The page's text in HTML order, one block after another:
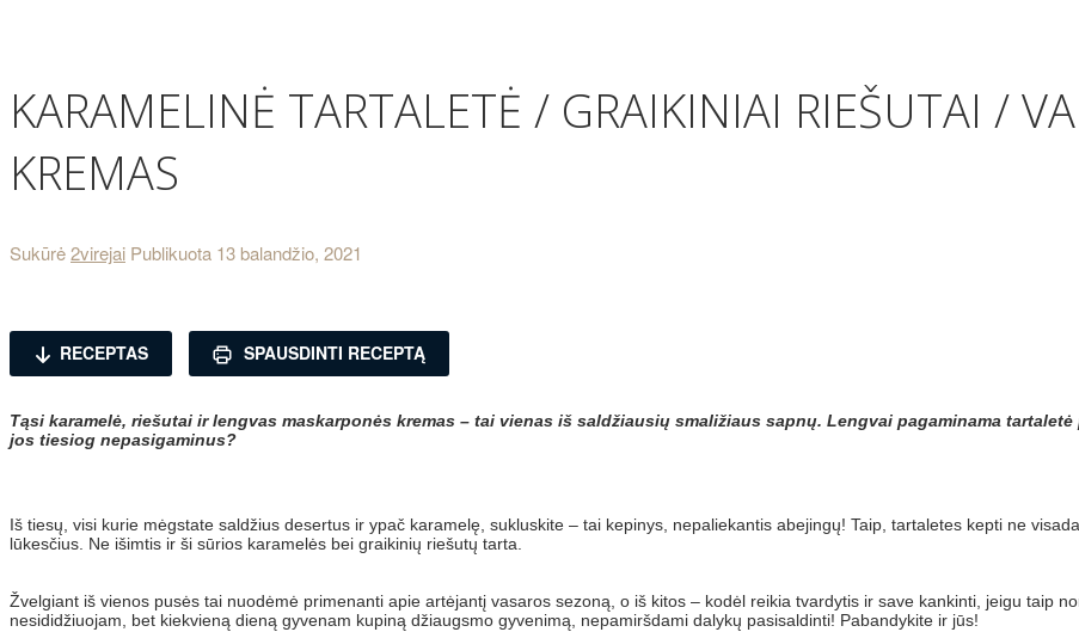
KARAMELINĖ TARTALETĖ / GRAIKINIAI RIEŠUTAI /
KREMAS
Sukūrė2virejai Publikuota 13 balandžio, 2021
RECEPTAS SPAUSDINTI RECEPTĄ
Tąsi karamelė, riešutai ir lengvas maskarponės kremas – tai vienas iš saldžiausių smaližiaus sapnų. Lengvai pagaminama
jos tiesiog nepasigaminus?
Iš tiesų, visi kurie mėgstate saldžius desertus ir ypač karamelę, sukluskite – tai kepinys, nepaliekantis abejingų! Taip, tartaletes kepti ne
lūkesčius. Ne išimtis ir ši sūrios karamelės bei graikinių riešutų tarta.
Žvelgiant iš vienos pusės tai nuodėmė primenanti apie artėjantį vasaros sezoną, o iš kitos – kodėl reikia tvardytis ir save kankinti, jeigu taip
nesididžiuojam, bet kiekvieną dieną gyvenam kupiną džiaugsmo gyvenimą, nepamiršdami dalykų pasisaldinti! Pabandykite ir jūs!